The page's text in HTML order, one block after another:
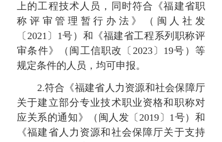
上的工程技术人员，同时符合《福建省职
称评审管理暂行办法》（闽人社发
〔2021〕1号）和《福建省工程系列职称评
审条件》（闽工信职改〔2023〕19号）等
规定条件的人员，均可申报。
2.符合《福建省人力资源和社会保障厅
关于建立部分专业技术职业资格和职称对
应关系的通知》（闽人发〔2019〕1号）和
《福建省人力资源和社会保障厅关于支持